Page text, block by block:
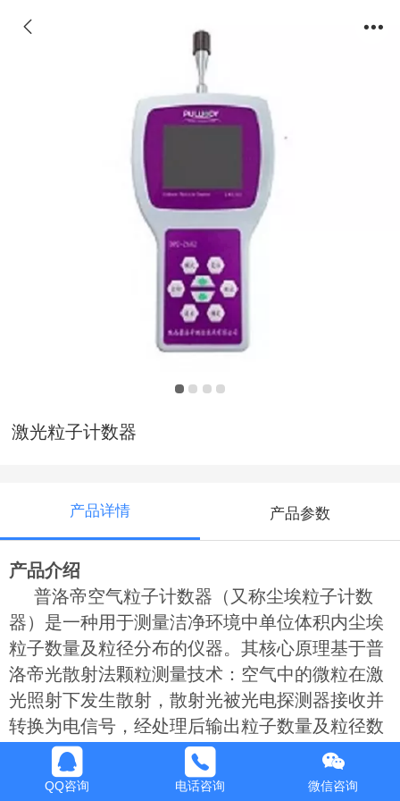
激光粒子计数器
产品详情 产品参数
产品介绍
普洛帝空气粒子计数器（又称尘埃粒子计数
器）是一种用于测量洁净环境中单位体积内尘埃
粒子数量及粒径分布的仪器。其核心原理基于普
洛帝光散射法颗粒测量技术：空气中的微粒在激
光照射下发生散射，散射光被光电探测器接收并
转换为电信号，经处理后输出粒子数量及粒径数
应用领域
QQ咨询 电话咨询 微信咨询